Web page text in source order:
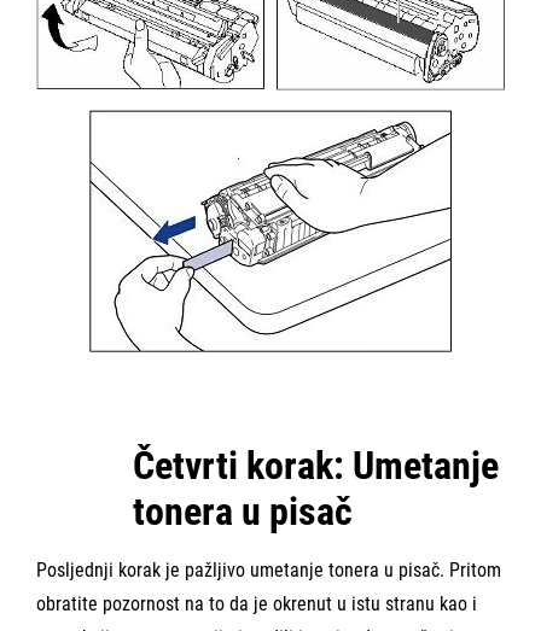
Četvrti korak: Umetanje
tonera u pisač
Posljednji korak je pažljivo umetanje tonera u pisač. Pritom
obratite pozornost na to da je okrenut u istu stranu kao i